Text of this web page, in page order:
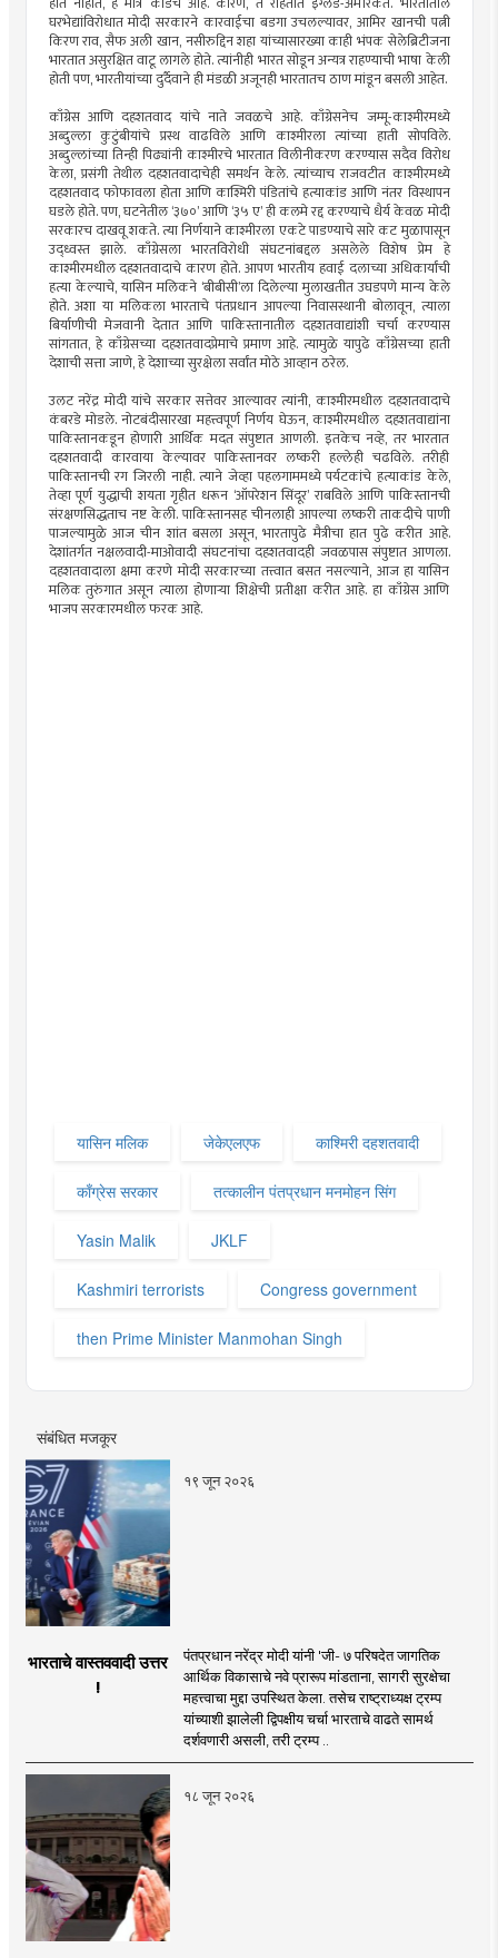
घरभेद्यांविरोधात मोदी सरकारने कारवाईचा बडगा उचलल्यावर, आमिर खानची पत्नी
किरण राव, सैफ अली खान, नसीरुद्दिन शहा यांच्यासारख्या काही भंपक सेलेब्रिटीजना
भारतात असुरक्षित वाटू लागले होते. त्यांनीही भारत सोडून अन्यत्र राहण्याची भाषा केली
होती पण, भारतीयांच्या दुर्दैवाने ही मंडळी अजूनही भारतातच ठाण मांडून बसली आहेत.
काँग्रेस आणि दहशतवाद यांचे नाते जवळचे आहे. काँग्रेसनेच जम्मू-काश्मीरमध्ये
अब्दुल्ला कुटुंबीयांचे प्रस्थ वाढविले आणि काश्मीरला त्यांच्या हाती सोपविले.
अब्दुल्लांच्या तिन्ही पिढ्यांनी काश्मीरचे भारतात विलीनीकरण करण्यास सदैव विरोध
केला, प्रसंगी तेथील दहशतवादाचेही समर्थन केले. त्यांच्याच राजवटीत काश्मीरमध्ये
दहशतवाद फोफावला होता आणि काश्मिरी पंडितांचे हत्याकांड आणि नंतर विस्थापन
घडले होते. पण, घटनेतील ‘३७०’ आणि ‘३५ ए’ ही कलमे रद्द करण्याचे धैर्य केवळ मोदी
सरकारच दाखवू शकते. त्या निर्णयाने काश्मीरला एकटे पाडण्याचे सारे कट मुळापासून
उद्ध्वस्त झाले. काँग्रेसला भारतविरोधी संघटनांबद्दल असलेले विशेष प्रेम हे
काश्मीरमधील दहशतवादाचे कारण होते. आपण भारतीय हवाई दलाच्या अधिकार्यांची
हत्या केल्याचे, यासिन मलिकने ‘बीबीसी’ला दिलेल्या मुलाखतीत उघडपणे मान्य केले
होते. अशा या मलिकला भारताचे पंतप्रधान आपल्या निवासस्थानी बोलावून, त्याला
बिर्याणीची मेजवानी देतात आणि पाकिस्तानातील दहशतवाद्यांशी चर्चा करण्यास
सांगतात, हे काँग्रेसच्या दहशतवादप्रेमाचे प्रमाण आहे. त्यामुळे यापुढे काँग्रेसच्या हाती
देशाची सत्ता जाणे, हे देशाच्या सुरक्षेला सर्वांत मोठे आव्हान ठरेल.
उलट नरेंद्र मोदी यांचे सरकार सत्तेवर आल्यावर त्यांनी, काश्मीरमधील दहशतवादाचे
कंबरडे मोडले. नोटबंदीसारखा महत्त्वपूर्ण निर्णय घेऊन, काश्मीरमधील दहशतवाद्यांना
पाकिस्तानकडून होणारी आर्थिक मदत संपुष्टात आणली. इतकेच नव्हे, तर भारतात
दहशतवादी कारवाया केल्यावर पाकिस्तानवर लष्करी हल्लेही चढविले. तरीही
पाकिस्तानची रग जिरली नाही. त्याने जेव्हा पहलगाममध्ये पर्यटकांचे हत्याकांड केले,
तेव्हा पूर्ण युद्धाची शयता गृहीत धरून ‘ऑपरेशन सिंदूर’ राबविले आणि पाकिस्तानची
संरक्षणसिद्धताच नष्ट केली. पाकिस्तानसह चीनलाही आपल्या लष्करी ताकदीचे पाणी
पाजल्यामुळे आज चीन शांत बसला असून, भारतापुढे मैत्रीचा हात पुढे करीत आहे.
देशांतर्गत नक्षलवादी-माओवादी संघटनांचा दहशतवादही जवळपास संपुष्टात आणला.
दहशतवादाला क्षमा करणे मोदी सरकारच्या तत्त्वात बसत नसल्याने, आज हा यासिन
मलिक तुरुंगात असून त्याला होणाऱ्या शिक्षेची प्रतीक्षा करीत आहे. हा काँग्रेस आणि
भाजप सरकारमधील फरक आहे.
यासिन मलिक जेकेएलएफ काश्मिरी दहशतवादी
काँग्रेस सरकार तत्कालीन पंतप्रधान मनमोहन सिंग
Yasin Malik JKLF
Kashmiri terrorists Congress government
then Prime Minister Manmohan Singh
संबंधित मजकूर
१९ जून २०२६
भारताचे वास्तववादी उत्तर
!
पंतप्रधान नरेंद्र मोदी यांनी 'जी- ७ परिषदेत जागतिक
आर्थिक विकासाचे नवे प्रारूप मांडताना, सागरी सुरक्षेचा
महत्त्वाचा मुद्दा उपस्थित केला. तसेच राष्ट्राध्यक्ष ट्रम्प
यांच्याशी झालेली द्विपक्षीय चर्चा भारताचे वाढते सामर्थ
दर्शवणारी असली, तरी ट्रम्प ..
१८ जून २०२६